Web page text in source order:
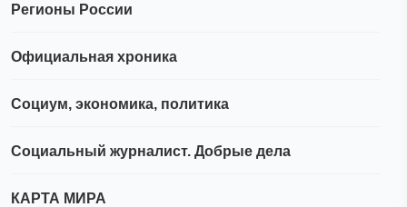
Регионы России
Официальная хроника
Социум, экономика, политика
Социальный журналист. Добрые дела
КАРТА МИРА